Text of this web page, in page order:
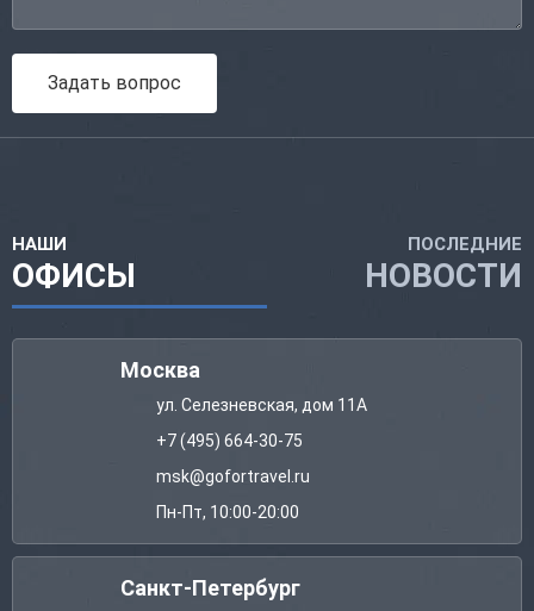
Задать вопрос
НАШИ
ОФИСЫ
ПОСЛЕДНИЕ
НОВОСТИ
Москва
ул. Селезневская, дом 11А
+7 (495) 664-30-75
msk@gofortravel.ru
Пн-Пт, 10:00-20:00
Санкт-Петербург